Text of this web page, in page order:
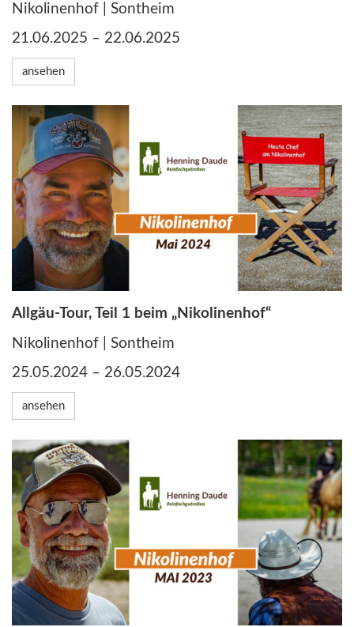
Nikolinenhof | Sontheim
21.06.2025 – 22.06.2025
ansehen
Allgäu-Tour, Teil 1 beim „Nikolinenhof“
Nikolinenhof | Sontheim
25.05.2024 – 26.05.2024
ansehen